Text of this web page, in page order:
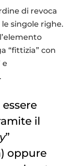
di revoca
singole righe.
“fittizia” con
e
il
”
oppure